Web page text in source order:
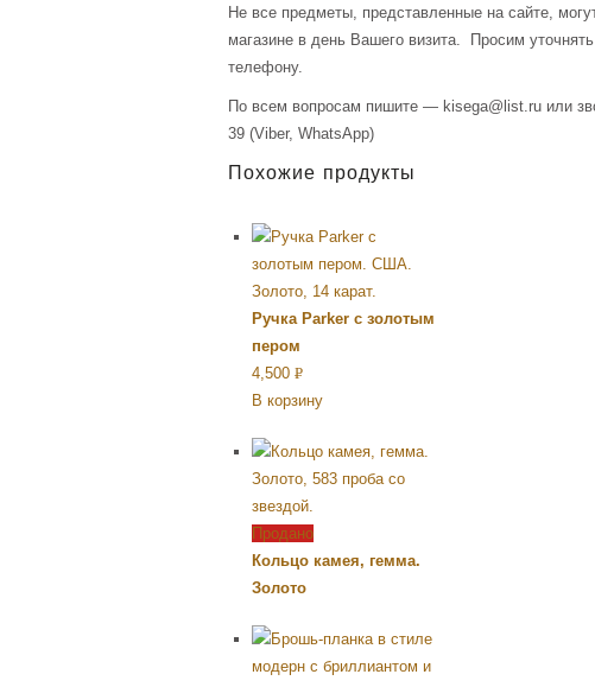
Не все предметы, представленные на сайте,
магазине в день Вашего визита. Просим
телефону.
По всем вопросам пишите — kisega@list.ru или
39 (Viber, WhatsApp)
Похожие продукты
Ручка Parker с золотым
пером
4,500 Р
УБ.
В корзину
Продано
Кольцо камея, гемма.
Золото